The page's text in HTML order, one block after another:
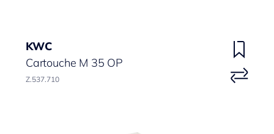
KWC
Cartouche M 35 OP
Z.537.710